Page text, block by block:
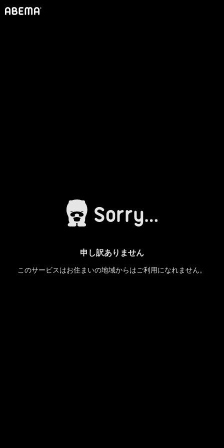
申し訳ありません
このサービスはお住まいの地域からはご利用になれません。